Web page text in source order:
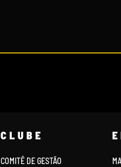
CLUBE
COMITÊ DE GESTÃO